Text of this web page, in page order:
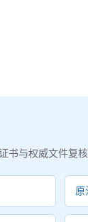
书与权威文件复
原